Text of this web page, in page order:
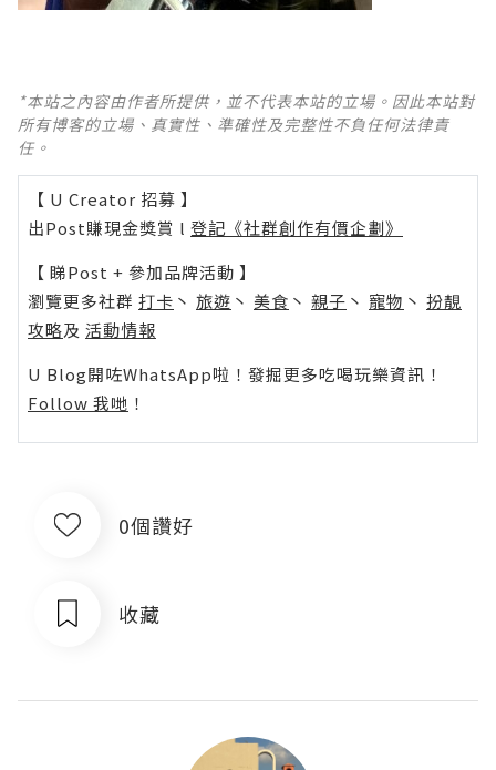
*本站之內容由作者所提供，並不代表本站的立場。因此本站對
所有博客的立場、真實性、準確性及完整性不負任何法律責
任。
【 U Creator 招募 】
出Post賺現金獎賞 l 登記《社群創作有價企劃》
【 睇Post + 參加品牌活動 】
瀏覽更多社群 打卡 丶 旅遊 丶 美食 丶 親子 丶 寵物 丶 扮靚
攻略及 活動情報
U Blog開咗WhatsApp啦！發掘更多吃喝玩樂資訊！
Follow 我哋 ！
0個讚好
收藏